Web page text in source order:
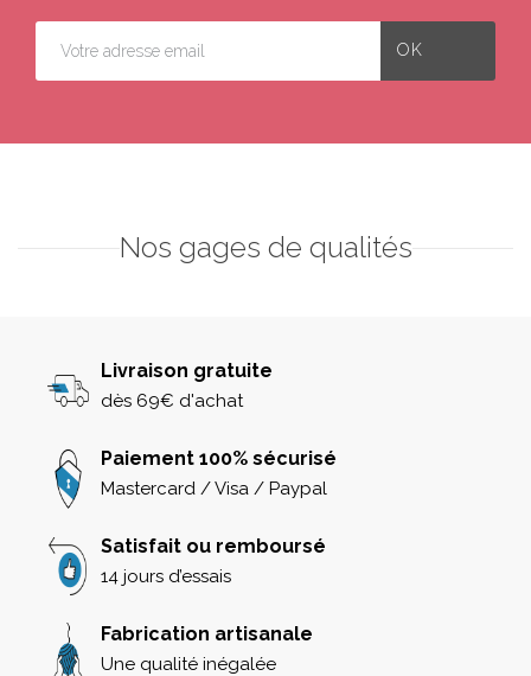
Nos gages de qualités
Livraison gratuite
dès 69€ d'achat
Paiement 100% sécurisé
Mastercard / Visa / Paypal
Satisfait ou remboursé
14 jours d’essais
Fabrication artisanale
Une qualité inégalée